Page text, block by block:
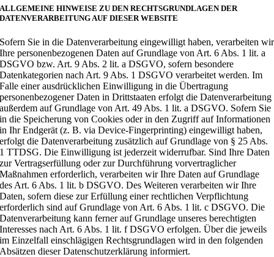
ALLGEMEINE HINWEISE ZU DEN RECHTSGRUNDLAGEN DER
DATENVERARBEITUNG AUF DIESER WEBSITE
Sofern Sie in die Datenverarbeitung eingewilligt haben, verarbeiten wir
Ihre personenbezogenen Daten auf Grundlage von Art. 6 Abs. 1 lit. a
DSGVO bzw. Art. 9 Abs. 2 lit. a DSGVO, sofern besondere
Datenkategorien nach Art. 9 Abs. 1 DSGVO verarbeitet werden. Im
Falle einer ausdrücklichen Einwilligung in die Übertragung
personenbezogener Daten in Drittstaaten erfolgt die Datenverarbeitung
außerdem auf Grundlage von Art. 49 Abs. 1 lit. a DSGVO. Sofern Sie
in die Speicherung von Cookies oder in den Zugriff auf Informationen
in Ihr Endgerät (z. B. via Device-Fingerprinting) eingewilligt haben,
erfolgt die Datenverarbeitung zusätzlich auf Grundlage von § 25 Abs.
1 TTDSG. Die Einwilligung ist jederzeit widerrufbar. Sind Ihre Daten
zur Vertragserfüllung oder zur Durchführung vorvertraglicher
Maßnahmen erforderlich, verarbeiten wir Ihre Daten auf Grundlage
des Art. 6 Abs. 1 lit. b DSGVO. Des Weiteren verarbeiten wir Ihre
Daten, sofern diese zur Erfüllung einer rechtlichen Verpflichtung
erforderlich sind auf Grundlage von Art. 6 Abs. 1 lit. c DSGVO. Die
Datenverarbeitung kann ferner auf Grundlage unseres berechtigten
Interesses nach Art. 6 Abs. 1 lit. f DSGVO erfolgen. Über die jeweils
im Einzelfall einschlägigen Rechtsgrundlagen wird in den folgenden
Absätzen dieser Datenschutzerklärung informiert.